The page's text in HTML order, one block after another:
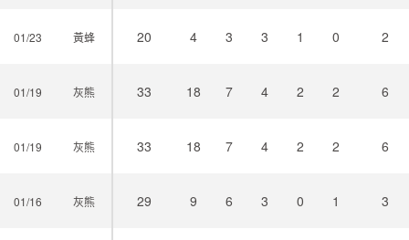
01/23 黃蜂
01/19 灰熊
01/19 灰熊
01/16 灰熊
20 4 3 3 1 0 2
33 18 7 4 2 2 6
33 18 7 4 2 2 6
29 9 6 3 0 1 3